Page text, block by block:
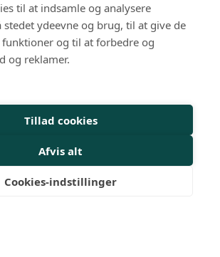
til at indsamle og analysere
stedet ydeevne og brug, til at give de
og til at forbedre og
og reklamer.
Tillad cookies
Afvis alt
Cookies-indstillinger